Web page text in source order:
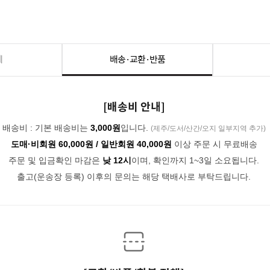
배송·교환·반품
[배송비 안내]
배송비 : 기본 배송비는 3,000원입니다. (제주/도서/산간/오지 일부지역 추가)
도매·비회원 60,000원 / 일반회원 40,000원 이상 주문 시 무료배송
주문 및 입금확인 마감은 낮 12시 이며, 확인까지 1~3일 소요됩니다.
출고(운송장 등록) 이후의 문의는 해당 택배사로 부탁드립니다.